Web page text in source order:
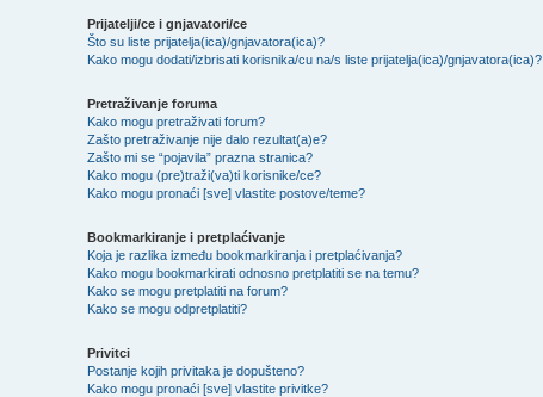
Prijatelji/ce i gnjavatori/ce
Što su liste prijatelja(ica)/gnjavatora(ica)?
Kako mogu dodati/izbrisati korisnika/cu na/s liste prijatelja(ica)/gnjavatora(ica)?
Pretraživanje foruma
Kako mogu pretraživati forum?
Zašto pretraživanje nije dalo rezultat(a)e?
Zašto mi se “pojavila” prazna stranica?
Kako mogu (pre)traži(va)ti korisnike/ce?
Kako mogu pronaći [sve] vlastite postove/teme?
Bookmarkiranje i pretplaćivanje
Koja je razlika između bookmarkiranja i pretplaćivanja?
Kako mogu bookmarkirati odnosno pretplatiti se na temu?
Kako se mogu pretplatiti na forum?
Kako se mogu odpretplatiti?
Privitci
Postanje kojih privitaka je dopušteno?
Kako mogu pronaći [sve] vlastite privitke?